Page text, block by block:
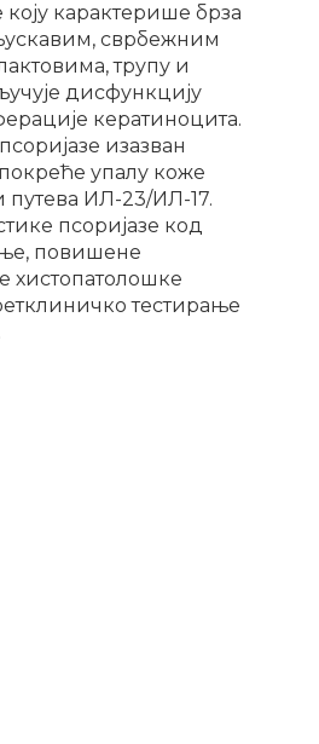
карактерише брза
сврбежним
трупу и
дисфункцију
кератиноцита.
изазван
упалу коже
путева ИЛ-23/ИЛ-17.
псоријазе код
повишене
хистопатолошке
тестирање